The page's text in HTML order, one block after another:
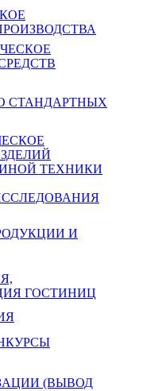
СТАНДАРТНЫХ
ТЕХНИКИ
И
ГОСТИНИЦ
(ВЫВОД